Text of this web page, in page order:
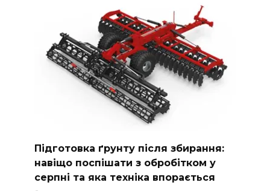
Підготовка ґрунту після збирання:
навіщо поспішати з обробітком у
серпні та яка техніка впорається